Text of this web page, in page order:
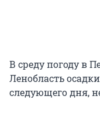
В среду погоду в
Ленобласть
следующего дня,